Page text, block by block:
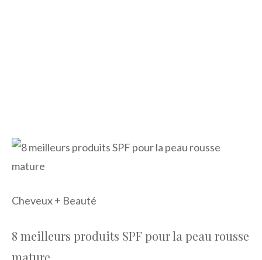
Cheveux + Beauté
8 meilleurs produits SPF pour la peau rousse
mature